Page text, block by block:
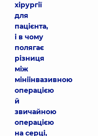
хірургії
для
пацієнта,
і в чому
полягає
різниця
між
мініінвазивною
операцією
й
звичайною
операцією
на серці,